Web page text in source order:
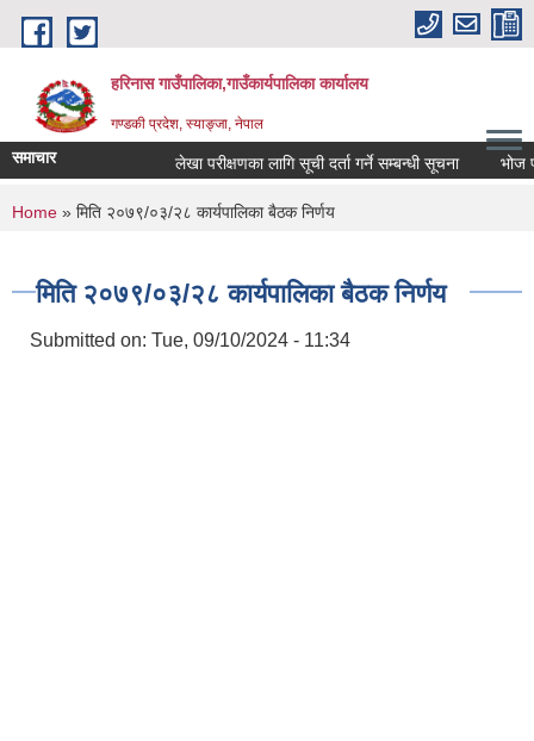
Skip to main content
हरिनास गाउँपालिका,गाउँकार्यपालिका कार्यालय
गण्डकी प्रदेश, स्याङ्जा, नेपाल
समाचार लेखा परीक्षणका लागि सूची दर्ता गर्ने सम्बन्धी सूचना भोज
You are here
Home » मिति २०७९/०३/२८ कार्यपालिका बैठक निर्णय
मिति २०७९/०३/२८ कार्यपालिका बैठक निर्णय
Submitted on: Tue, 09/10/2024 - 11:34